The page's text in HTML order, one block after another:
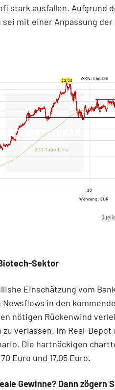
stark ausfallen. Aufgrund
mit einer Anpassung der
Sektor
Einschätzung vom
in den
nötigen Rückenwind
verlassen. Im Real-Depot
Die hartnäckigen
Euro und 17,05 Euro.
Gewinne? Dann zögern